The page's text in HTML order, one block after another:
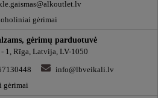
gėrimai
gėrimų parduotuvė
1, Rīga, Latvija, LV-1050
info@lbveikali.lv
gėrimai